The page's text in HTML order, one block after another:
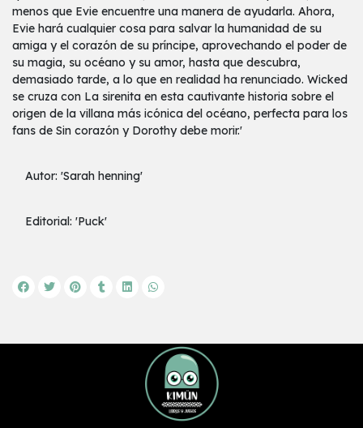
menos que Evie encuentre una manera de ayudarla. Ahora,
Evie hará cualquier cosa para salvar la humanidad de su
amiga y el corazón de su príncipe, aprovechando el poder de
su magia, su océano y su amor, hasta que descubra,
demasiado tarde, a lo que en realidad ha renunciado. Wicked
se cruza con La sirenita en esta cautivante historia sobre el
origen de la villana más icónica del océano, perfecta para los
fans de Sin corazón y Dorothy debe morir.'
Autor: 'Sarah henning'
Editorial: 'Puck'